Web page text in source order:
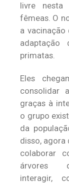
livre
fêmeas. O
a
primatas.
Eles
consolidar
graças à
o grupo
da
disso, agora
colaborar
árvores
interagir,